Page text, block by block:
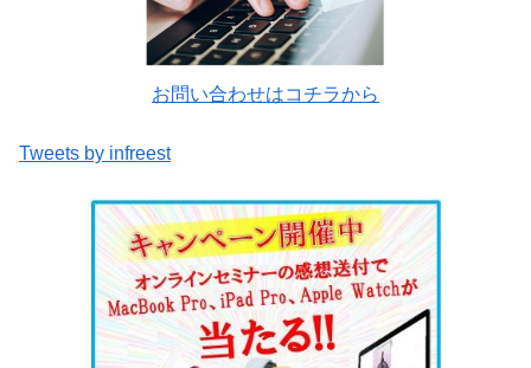
お問い合わせはコチラから
Tweets by infreest